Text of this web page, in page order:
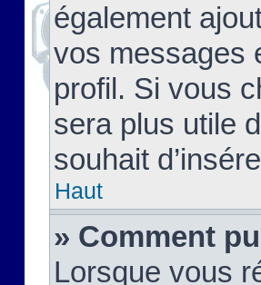
également
vos messages
profil. Si vous
sera plus utile
souhait
Haut
» Comment
Lorsque vous